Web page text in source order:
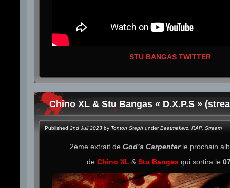
STU BANGAS TWITTER
Chino XL & Stu Bangas « D.X.P.S »
Published 2nd Juil 2023 by Tonton Steph underBeatmakerz RAP, Stream
2ème extrait de God’s Carpenter le prochain
de Chino XL & Stu Bangas qui sortira le